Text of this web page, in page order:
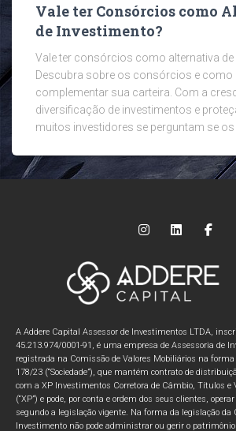
Vale ter Consórcios como
de Investimento?
Vale ter consórcios como alternativa de
Descubra sobre os consórcios e como
complementar sua carteira. Com a
diversificação de investimentos e
muitos investidores se perguntam se os
A Addere Capital Assessor de Investimentos LTDA,
45.213.974/0001-91, é uma empresa de Assessoria de
registrada na Comissão de Valores Mobiliários na forma
178/23 (“Sociedade”), que mantém contrato de
com a XP Investimentos Corretora de Câmbio, Títulos e
(“XP”) e pode, por conta e ordem dos seus clientes,
segundo a legislação vigente. Na forma da legislação da
Investimento não pode administrar ou gerir o patrimônio